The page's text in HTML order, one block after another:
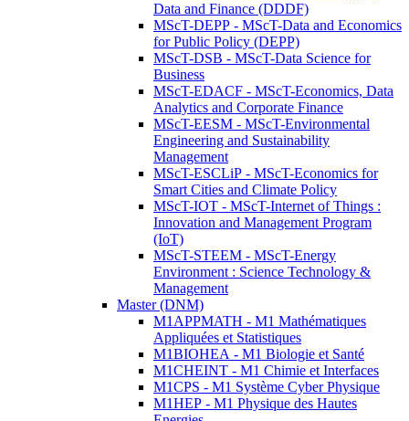
Data and Finance (DDDF)
MScT-DEPP - MScT-Data and Economics
for Public Policy (DEPP)
MScT-DSB - MScT-Data Science for
Business
MScT-EDACF - MScT-Economics, Data
Analytics and Corporate Finance
MScT-EESM - MScT-Environmental
Engineering and Sustainability
Management
MScT-ESCLiP - MScT-Economics for
Smart Cities and Climate Policy
MScT-IOT - MScT-Internet of Things :
Innovation and Management Program
(IoT)
MScT-STEEM - MScT-Energy
Environment : Science Technology &
Management
Master (DNM)
M1APPMATH - M1 Mathématiques
Appliquées et Statistiques
M1BIOHEA - M1 Biologie et Santé
M1CHEINT - M1 Chimie et Interfaces
M1CPS - M1 Système Cyber Physique
M1HEP - M1 Physique des Hautes